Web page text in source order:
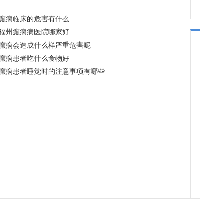
痫临床的危害有什么
州癫痫病医院哪家好
痫会造成什么样严重危害呢
痫患者吃什么食物好
痫患者睡觉时的注意事项有哪些